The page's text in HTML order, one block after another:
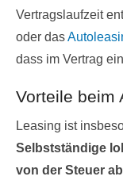
Vertragslaufzeit
oder das
dass im Vertrag
Vorteile beim
Leasing ist
Selbstständige
von der Steuer